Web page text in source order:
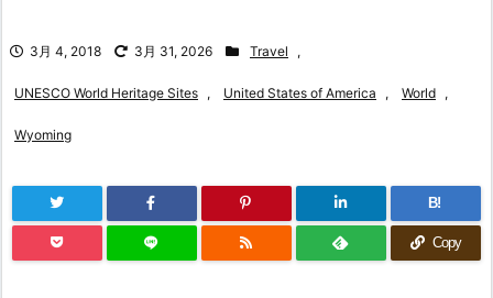
3月 4, 2018 3月 31, 2026 Travel ,
UNESCO World Heritage Sites , United States of America , World ,
Wyoming
B!
Copy